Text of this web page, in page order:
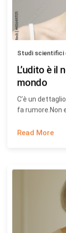
Studi scientifici
L’udito è il
mondo
C’è un
fa rumore.Non
Read More